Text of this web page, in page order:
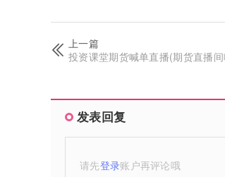
上一篇
投资课堂期货喊单直播(期货直播
发表回复
请先登录账户再评论哦